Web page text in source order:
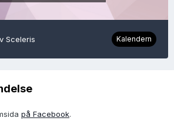
Sceleris Kalendern
på Facebook.